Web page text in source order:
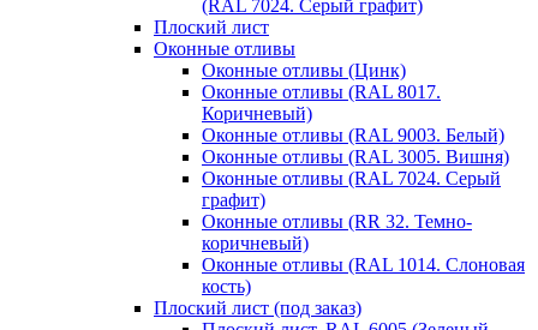
(RAL 7024. Серый графит)
Плоский лист
Оконные отливы
Оконные отливы (Цинк)
Оконные отливы (RAL 8017.
Коричневый)
Оконные отливы (RAL 9003. Белый)
Оконные отливы (RAL 3005. Вишня)
Оконные отливы (RAL 7024. Серый
графит)
Оконные отливы (RR 32. Темно-
коричневый)
Оконные отливы (RAL 1014. Слоновая
кость)
Плоский лист (под заказ)